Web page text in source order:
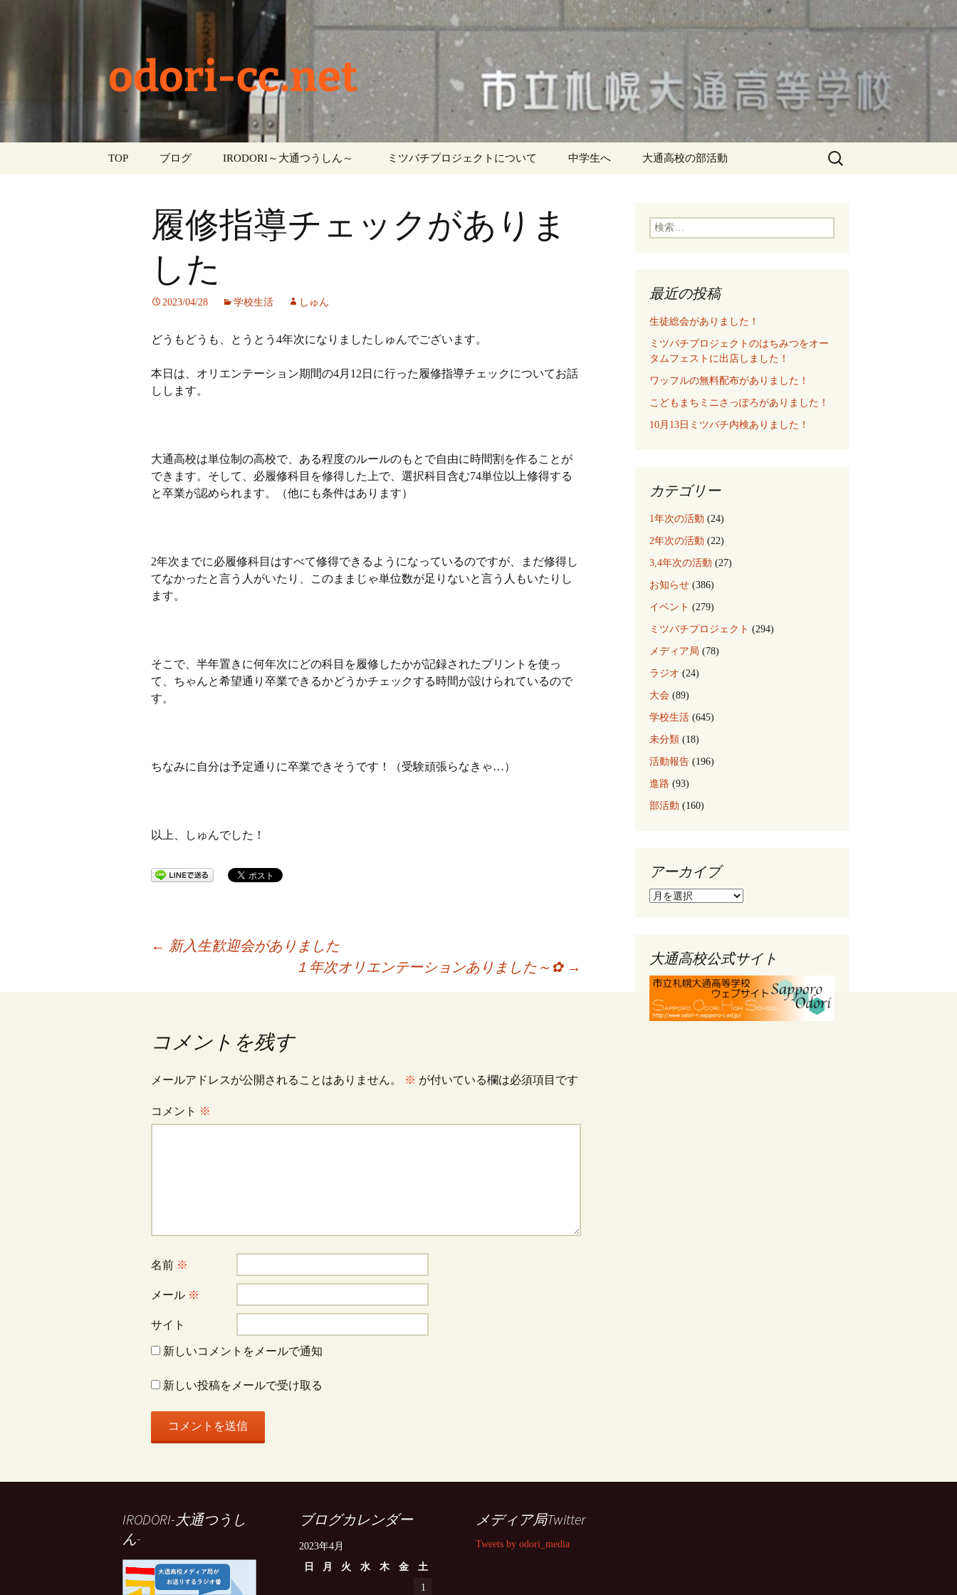
odori-cc.net
TOP ブログ
学校生活
イベント
部活動
ミツバチプロジェクト
2年次の活動
IRODORI～大通つうしん～ ‎ ミツバチプロジェクトについて 中学生へ 大通高校の部活動
検
索:
履修指導チェックがありま
した
2023/04/28 学校生活 しゅん
どうもどうも、とうとう4年次になりましたしゅんでございます。
本日は、オリエンテーション期間の4月12日に行った履修指導チェックについてお話
しします。
大通高校は単位制の高校で、ある程度のルールのもとで自由に時間割を作ることが
できます。そして、必履修科目を修得した上で、選択科目含む74単位以上修得する
と卒業が認められます。（他にも条件はあります）
2年次までに必履修科目はすべて修得できるようになっているのですが、まだ修得し
てなかったと言う人がいたり、このままじゃ単位数が足りないと言う人もいたりし
ます。
そこで、半年置きに何年次にどの科目を履修したかが記録されたプリントを使っ
て、ちゃんと希望通り卒業できるかどうかチェックする時間が設けられているので
す。
ちなみに自分は予定通りに卒業できそうです！（受験頑張らなきゃ…）
以上、しゅんでした！
稿
← 新入生歓迎会がありました
１年次オリエンテーションありました～✿ →
コメントを残す
メールアドレスが公開されることはありません。 ※ が付いている欄は必須項目です
コメント ※
名前 ※
メール ※
サイト
新しいコメントをメールで通知
新しい投稿をメールで受け取る
検
索:
最近の投稿
生徒総会がありました！
ミツバチプロジェクトのはちみつをオー
タムフェストに出店しました！
ワッフルの無料配布がありました！
こどもまちミニさっぽろがありました！
10月13日ミツバチ内検ありました！
カテゴリー
1年次の活動 (24)
2年次の活動 (22)
3,4年次の活動 (27)
お知らせ (386)
イベント (279)
ミツバチプロジェクト (294)
メディア局 (78)
ラジオ (24)
大会 (89)
学校生活 (645)
未分類 (18)
活動報告 (196)
進路 (93)
部活動 (160)
アーカイブ
ア
ブ
大通高校公式サイト
IRODORI-大通つうし
ん-
ブログカレンダー
2023年4月
日
月 火 水 木 金
土
1
メディア局Twitter
Tweets by odori_media